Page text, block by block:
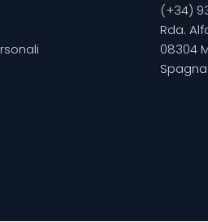
(+34)
Rda.
08304
Spagna